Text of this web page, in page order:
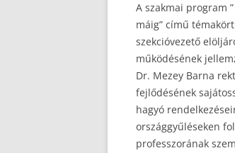
A szakmai program
máig” című
szekcióvezető
működésének
Dr. Mezey Barna
fejlődésének
hagyó
országgyűléseken
professzorának